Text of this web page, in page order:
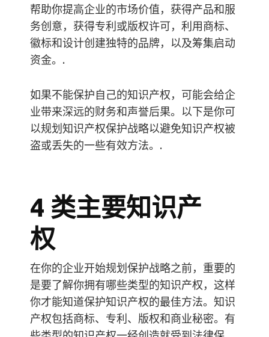
帮助你提高企业的市场价值，获得产品和服
务创意，获得专利或版权许可，利用商标、
徽标和设计创建独特的品牌，以及筹集启动
资金。.
如果不能保护自己的知识产权，可能会给企
业带来深远的财务和声誉后果。以下是你可
以规划知识产权保护战略以避免知识产权被
盗或丢失的一些有效方法。.
4 类主要知识产
权
在你的企业开始规划保护战略之前，重要的
是要了解你拥有哪些类型的知识产权，这样
你才能知道保护知识产权的最佳方法。知识
产权包括商标、专利、版权和商业秘密。有